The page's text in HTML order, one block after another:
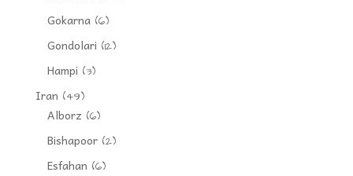
Gokarna(6)
Gondolari (12)
Hampi (3)
Iran (49)
Alborz (6)
Bishapoor(2)
Esfahan (6)